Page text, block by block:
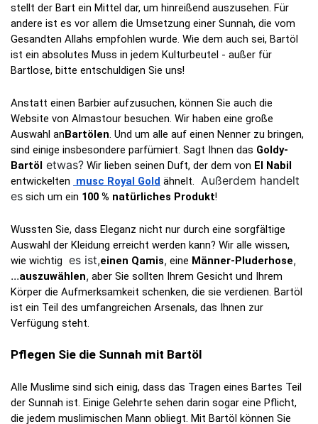
stellt der Bart ein Mittel dar, um hinreißend auszusehen. Für
andere ist es vor allem die Umsetzung einer Sunnah, die vom
Gesandten Allahs empfohlen wurde. Wie dem auch sei, Bartöl
ist ein absolutes Muss in jedem Kulturbeutel - außer für
Bartlose, bitte entschuldigen Sie uns!
Anstatt einen Barbier aufzusuchen, können Sie auch die
Website von Almastour besuchen. Wir haben eine große
Auswahl an Bartölen. Und um alle auf einen Nenner zu bringen,
sind einige insbesondere parfümiert. Sagt Ihnen das Goldy-
Bartöl etwas? Wir lieben seinen Duft, der dem von El Nabil
entwickelten musc Royal Gold ähnelt. Außerdem handelt
es sich um ein 100 % natürliches Produkt!
Wussten Sie, dass Eleganz nicht nur durch eine sorgfältige
Auswahl der Kleidung erreicht werden kann? Wir alle wissen,
wie wichtig es ist,einen Qamis, eine Männer-Pluderhose,
...auszuwählen, aber Sie sollten Ihrem Gesicht und Ihrem
Körper die Aufmerksamkeit schenken, die sie verdienen. Bartöl
ist ein Teil des umfangreichen Arsenals, das Ihnen zur
Verfügung steht.
Pflegen Sie die Sunnah mit Bartöl
Alle Muslime sind sich einig, dass das Tragen eines Bartes Teil
der Sunnah ist. Einige Gelehrte sehen darin sogar eine Pflicht,
die jedem muslimischen Mann obliegt. Mit Bartöl können Sie